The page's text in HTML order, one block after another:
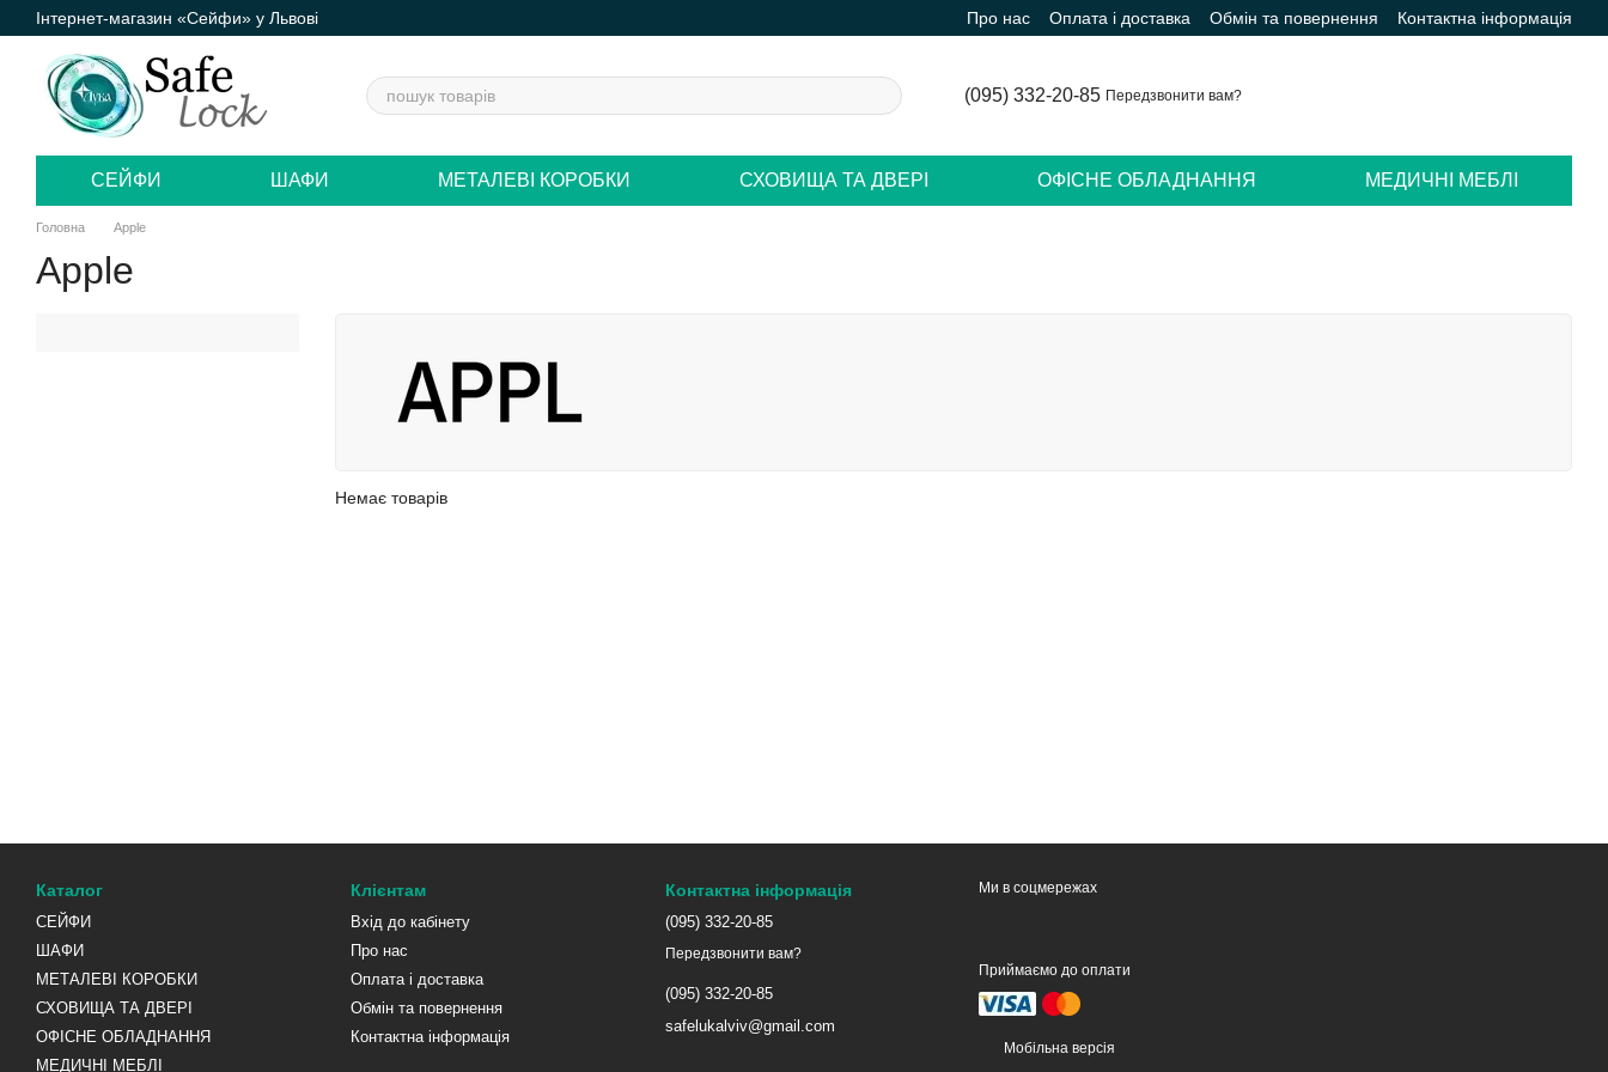
Перейти до основного контенту
Інтернет-магазин «Сейфи» у Львові Про нас Оплата і доставка Обмін та повернення Контактна інформація
(095) 332-20-85 Передзвонити вам?
СЕЙФИ ШАФИ МЕТАЛЕВІ КОРОБКИ СХОВИЩА ТА ДВЕРІ ОФІСНЕ ОБЛАДНАННЯ МЕДИЧНІ МЕБЛІ
Головна Apple
Apple
Немає товарів
Каталог
СЕЙФИ
ШАФИ
МЕТАЛЕВІ КОРОБКИ
СХОВИЩА ТА ДВЕРІ
ОФІСНЕ ОБЛАДНАННЯ
МЕДИЧНІ МЕБЛІ
Клієнтам
Вхід до кабінету
Про нас
Оплата і доставка
Обмін та повернення
Контактна інформація
Контактна інформація
(095) 332-20-85
Передзвонити вам?
(095) 332-20-85
safelukalviv@gmail.com
Ми в соцмережах
Приймаємо до оплати
Мобільна версія